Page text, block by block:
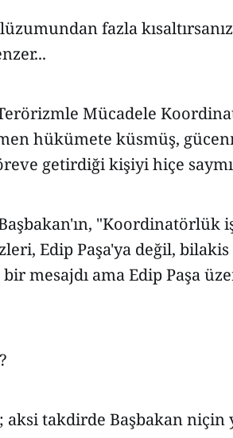
fazla
Mücadele
hükümete küsmüş,
getirdiği kişiyi hiçe
"Koordinatörlük
Edip Paşa'ya değil,
mesajdı ama Edip Paşa
aksi takdirde Başbakan niçin